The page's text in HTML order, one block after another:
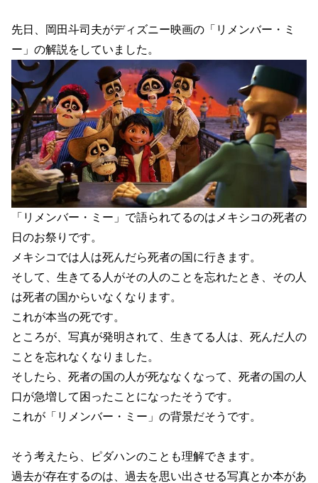
先日、岡田斗司夫がディズニー映画の「リメンバー・ミ
ー」の解説をしていました。
「リメンバー・ミー」で語られてるのはメキシコの死者の
日のお祭りです。
メキシコでは人は死んだら死者の国に行きます。
そして、生きてる人がその人のことを忘れたとき、その人
は死者の国からいなくなります。
これが本当の死です。
ところが、写真が発明されて、生きてる人は、死んだ人の
ことを忘れなくなりました。
そしたら、死者の国の人が死ななくなって、死者の国の人
口が急増して困ったことになったそうです。
これが「リメンバー・ミー」の背景だそうです。
そう考えたら、ピダハンのことも理解できます。
過去が存在するのは、過去を思い出させる写真とか本があ